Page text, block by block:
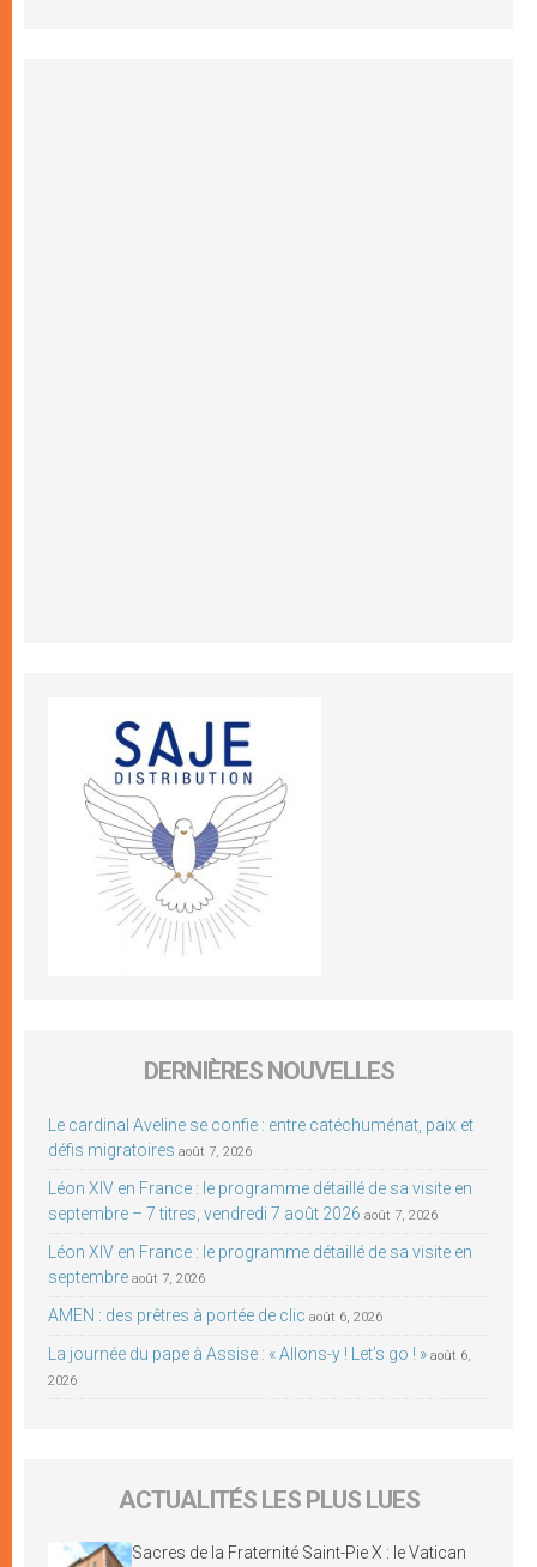
DERNIÈRES NOUVELLES
Le cardinal Aveline se confie : entre catéchuménat, paix et
défis migratoires août 7, 2026
Léon XIV en France : le programme détaillé de sa visite en
septembre – 7 titres, vendredi 7 août 2026 août 7, 2026
Léon XIV en France : le programme détaillé de sa visite en
septembre août 7, 2026
AMEN : des prêtres à portée de clic août 6, 2026
La journée du pape à Assise : « Allons-y ! Let’s go ! » août 6,
2026
ACTUALITÉS LES PLUS LUES
Sacres de la Fraternité Saint-Pie X : le Vatican